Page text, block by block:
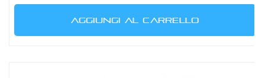
AGGIUNGI AL CARRELLO